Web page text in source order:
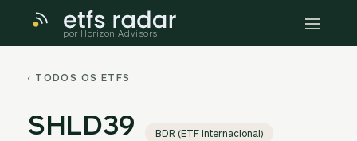
por Horizon Advisors
‹ TODOS OS ETFS
SHLD39 BDR (ETF internacional)